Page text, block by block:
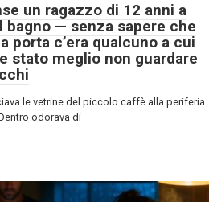
un ragazzo di 12 anni a
bagno — senza sapere che
porta c’era qualcuno a cui
stato meglio non guardare
le vetrine del piccolo caffè alla periferia
odorava di